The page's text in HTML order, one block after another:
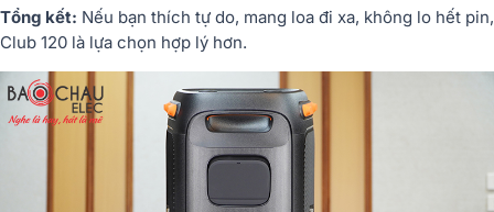
Tổng kết: Nếu bạn thích tự do, mang loa đi xa, không lo hết pin,
Club 120 là lựa chọn hợp lý hơn.